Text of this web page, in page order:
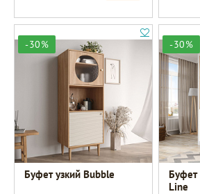
-30%
Буфет узкий Bubble
-30%
Line